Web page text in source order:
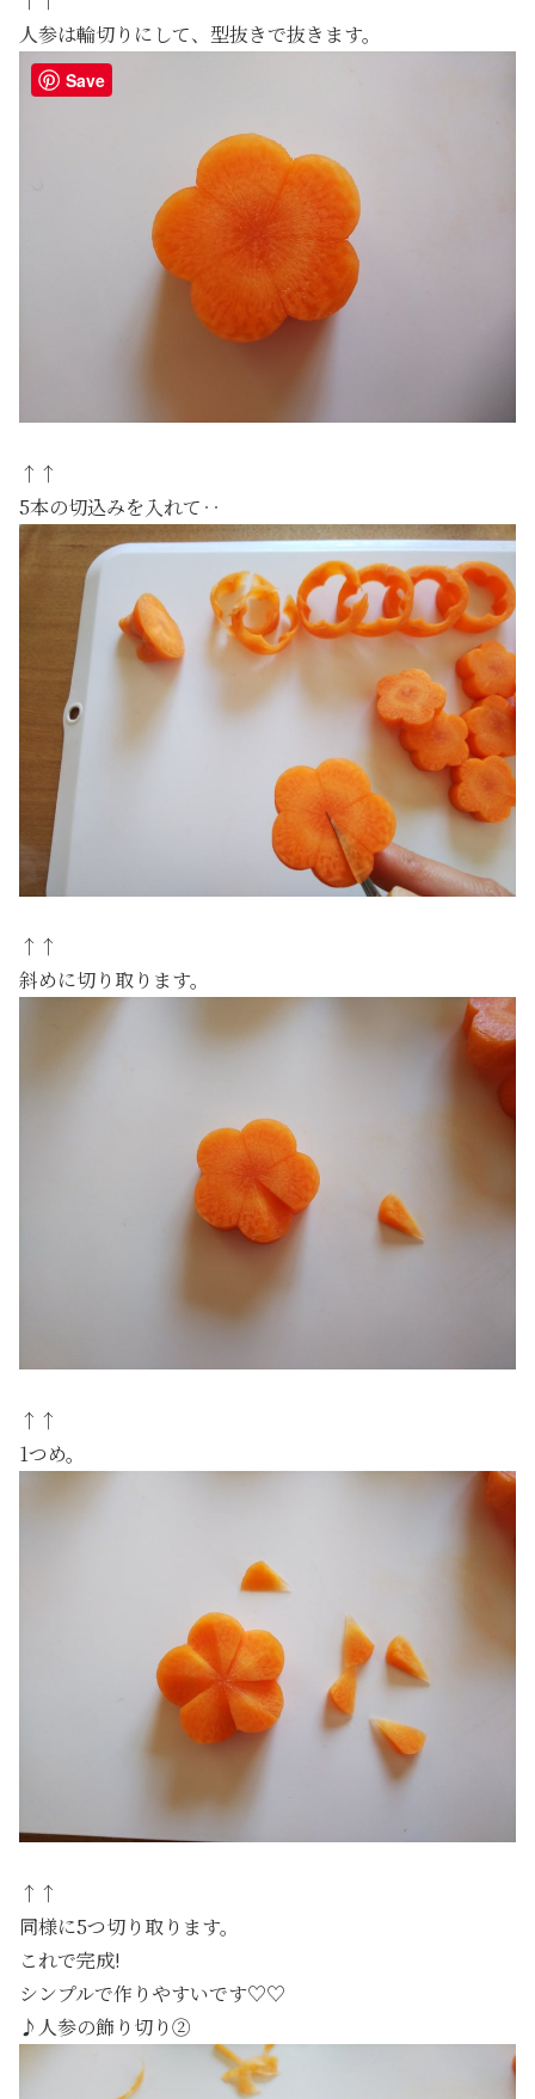
人参は輪切りにして、型抜きで抜きます。
↑↑
5本の切込みを入れて‥
↑↑
斜めに切り取ります。
↑↑
1つめ。
↑↑
同様に5つ切り取ります。
これで完成!
シンプルで作りやすいです♡♡
♪人参の飾り切り②
Save